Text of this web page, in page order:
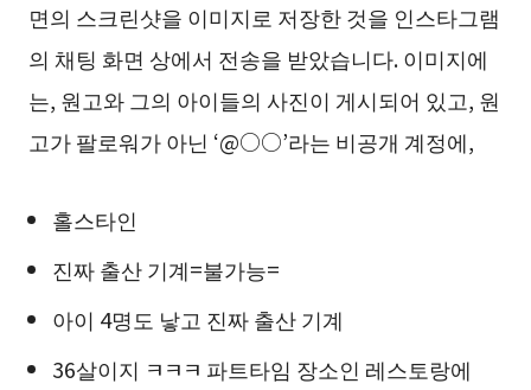
면의 스크린샷을 이미지로 저장한 것을 인스타그램
의 채팅 화면 상에서 전송을 받았습니다. 이미지에
는, 원고와 그의 아이들의 사진이 게시되어 있고, 원
고가 팔로워가 아닌 ‘@○○’라는 비공개 계정에,
홀스타인
진짜 출산 기계=불가능=
아이 4명도 낳고 진짜 출산 기계
36살이지 ㅋㅋㅋ 파트타임 장소인 레스토랑에